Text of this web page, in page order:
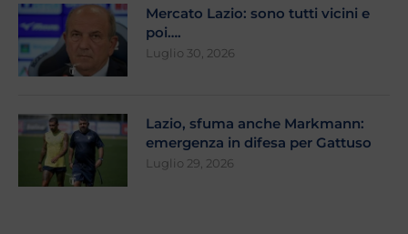
Mercato Lazio: sono tutti vicini e
poi….
Luglio 30, 2026
Lazio, sfuma anche Markmann:
emergenza in difesa per Gattuso
Luglio 29, 2026